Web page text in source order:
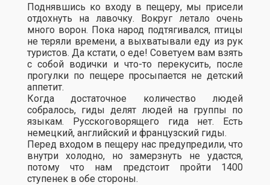
Поднявшись ко входу в пещеру, мы присели
отдохнуть на лавочку. Вокруг летало очень
много ворон. Пока народ подтягивался, птицы
не теряли времени, а выхватывали еду из рук
туристов. Да кстати, о еде! Советуем вам взять
с собой водички и что-то перекусить, после
прогулки по пещере просыпается не детский
аппетит.
Когда достаточное количество людей
собралось, гиды делят людей на группы по
языкам. Русскоговорящего гида нет. Есть
немецкий, английский и французский гиды.
Перед входом в пещеру нас предупредили, что
внутри холодно, но замерзнуть не удастся,
потому что нам предстоит пройти 1400
ступенек в обе стороны.